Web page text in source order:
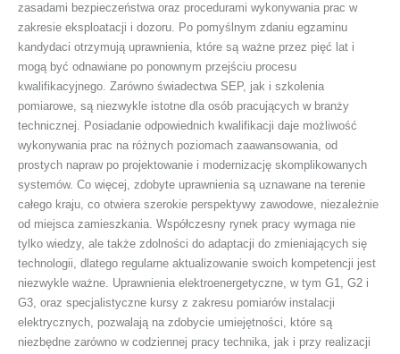
zasadami bezpieczeństwa oraz procedurami wykonywania prac w
zakresie eksploatacji i dozoru. Po pomyślnym zdaniu egzaminu
kandydaci otrzymują uprawnienia, które są ważne przez pięć lat i
mogą być odnawiane po ponownym przejściu procesu
kwalifikacyjnego. Zarówno świadectwa SEP, jak i szkolenia
pomiarowe, są niezwykle istotne dla osób pracujących w branży
technicznej. Posiadanie odpowiednich kwalifikacji daje możliwość
wykonywania prac na różnych poziomach zaawansowania, od
prostych napraw po projektowanie i modernizację skomplikowanych
systemów. Co więcej, zdobyte uprawnienia są uznawane na terenie
całego kraju, co otwiera szerokie perspektywy zawodowe, niezależnie
od miejsca zamieszkania. Współczesny rynek pracy wymaga nie
tylko wiedzy, ale także zdolności do adaptacji do zmieniających się
technologii, dlatego regularne aktualizowanie swoich kompetencji jest
niezwykle ważne. Uprawnienia elektroenergetyczne, w tym G1, G2 i
G3, oraz specjalistyczne kursy z zakresu pomiarów instalacji
elektrycznych, pozwalają na zdobycie umiejętności, które są
niezbędne zarówno w codziennej pracy technika, jak i przy realizacji